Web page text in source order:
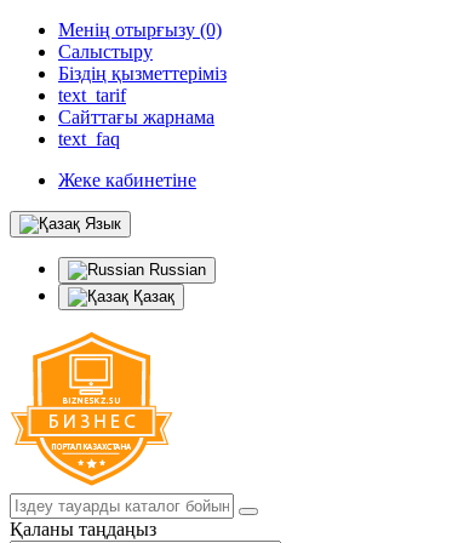
Менің отырғызу (0)
Салыстыру
Біздің қызметтеріміз
text_tarif
Сайттағы жарнама
text_faq
Жеке кабинетіне
Язык
Russian
Қазақ
Қаланы таңдаңыз